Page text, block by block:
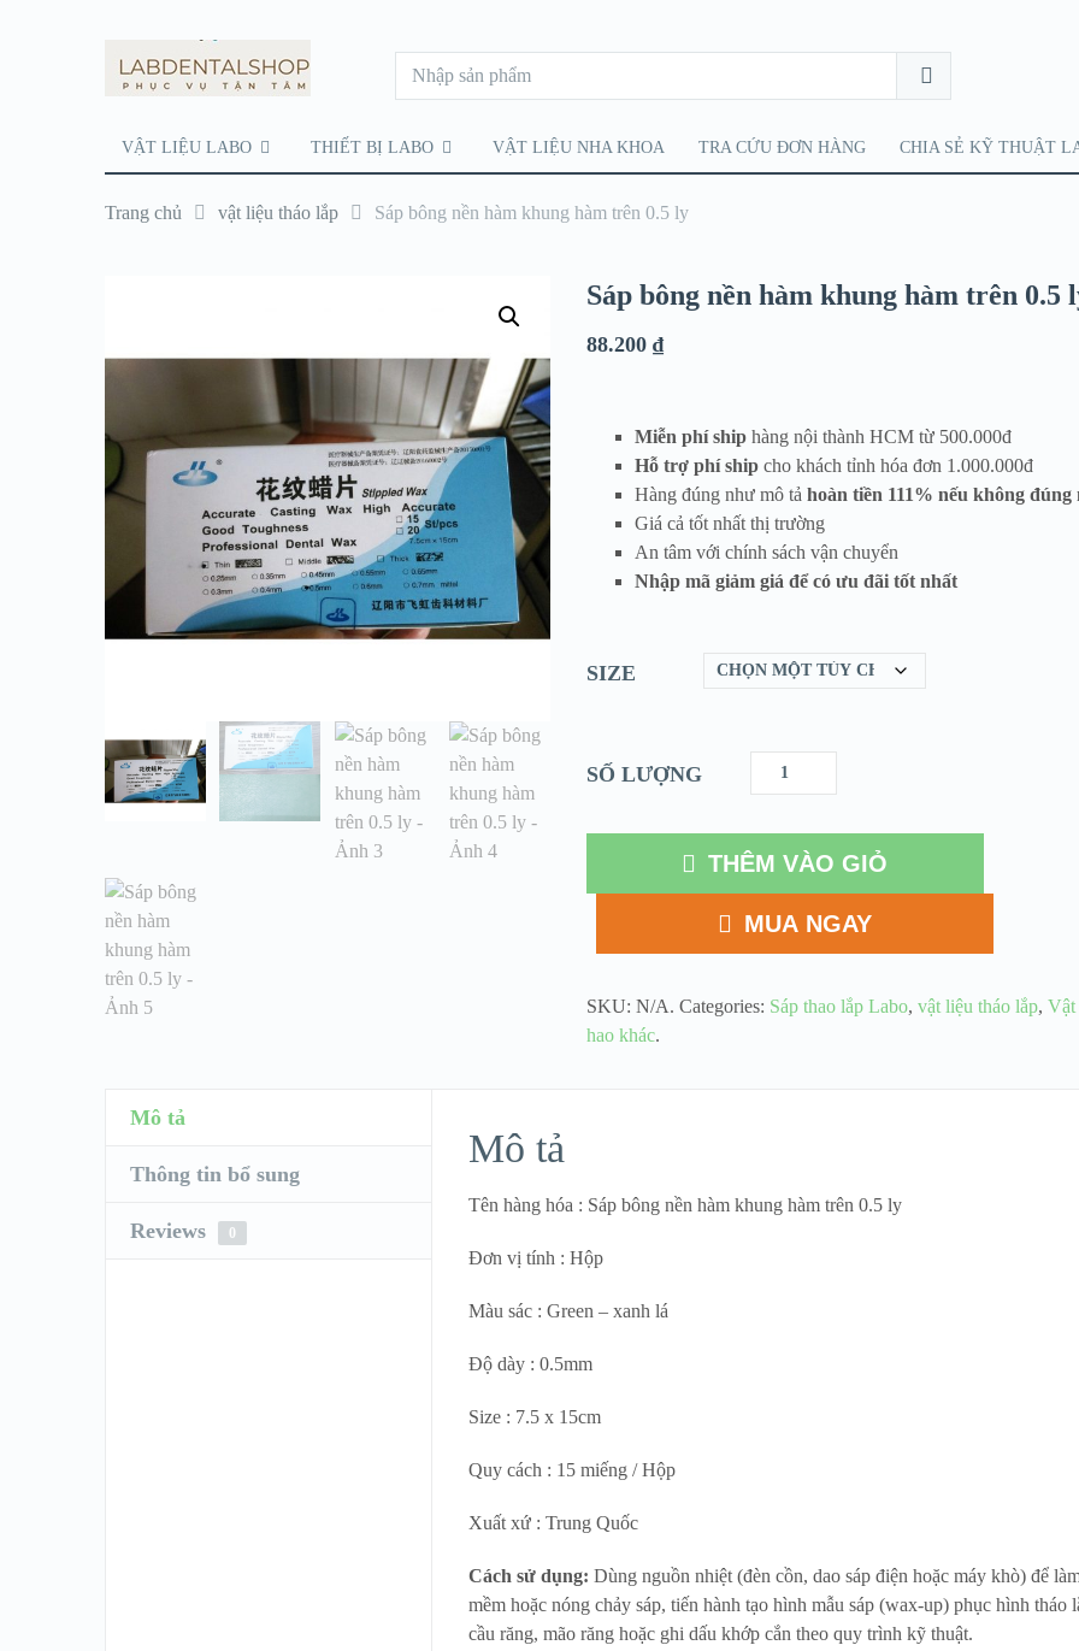
VẬT LIỆU LABO THIẾT BỊ LABO VẬT LIỆU NHA KHOA TRA CỨU ĐƠN HÀNG CHIA SẺ KỸ THUẬT
Trang chủ vật liệu tháo lắp Sáp bông nền hàm khung hàm trên 0.5 ly
Sáp bông nền hàm khung hàm trên 0.5
88.200 ₫
Miễn phí shiphàng nội thành HCM từ 500.000đ
Hỗ trợ phí shipcho khách tỉnh hóa đơn 1.000.000đ
Hàng đúng như mô tả hoàn tiền 111% nếu không đúng
Giá cả tốt nhất thị trường
An tâm với chính sách vận chuyển
Nhập mã giảm giá để có ưu đãi tốt nhất
SIZE
SỐ LƯỢNG
THÊM VÀO GIỎ
MUA NGAY
SKU: N/A. Categories: Sáp thao lắp Labo, vật liệu tháo lắp, Vật
hao khác.
Mô tả
Thông tin bổ sung
Reviews 0
Mô tả
Tên hàng hóa : Sáp bông nền hàm khung hàm trên 0.5 ly
Đơn vị tính : Hộp
Màu sác : Green – xanh lá
Độ dày : 0.5mm
Size : 7.5 x 15cm
Quy cách : 15 miếng / Hộp
Xuất xứ : Trung Quốc
Cách sử dụng: Dùng nguồn nhiệt (đèn cồn, dao sáp điện hoặc máy khò) để
mềm hoặc nóng chảy sáp, tiến hành tạo hình mẫu sáp (wax-up) phục hình tháo
cầu răng, mão răng hoặc ghi dấu khớp cắn theo quy trình kỹ thuật.